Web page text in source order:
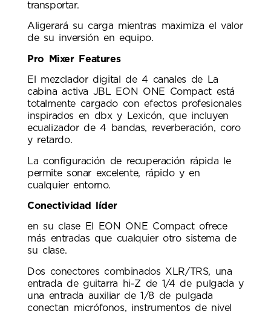
transportar.
Aligerará su carga mientras maximiza el valor
de su inversión en equipo.
Pro Mixer Features
El mezclador digital de 4 canales de La
cabina activa JBL EON ONE Compact está
totalmente cargado con efectos profesionales
inspirados en dbx y Lexicón, que incluyen
ecualizador de 4 bandas, reverberación, coro
y retardo.
La configuración de recuperación rápida le
permite sonar excelente, rápido y en
cualquier entorno.
Conectividad líder
en su clase El EON ONE Compact ofrece
más entradas que cualquier otro sistema de
su clase.
Dos conectores combinados XLR/TRS, una
entrada de guitarra hi-Z de 1/4 de pulgada y
una entrada auxiliar de 1/8 de pulgada
conectan micrófonos, instrumentos de nivel